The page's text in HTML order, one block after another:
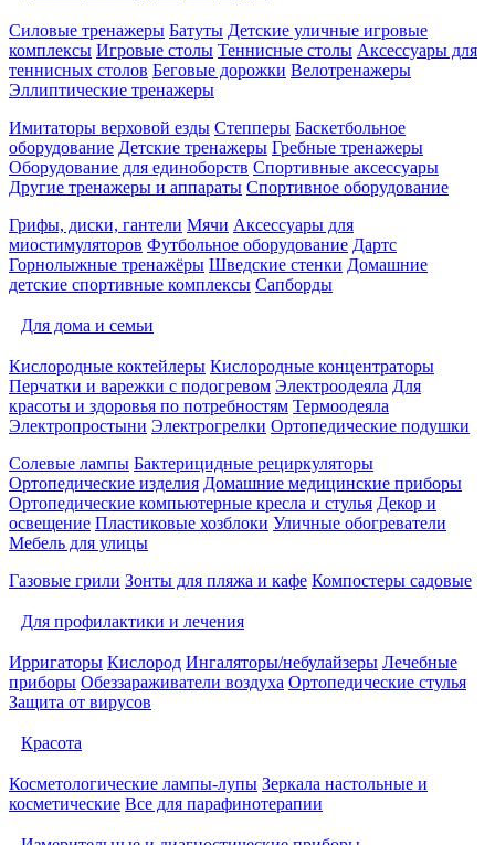
Силовые тренажеры Батуты Детские уличные игровые
комплексы Игровые столы Теннисные столы Аксессуары для
теннисных столов Беговые дорожки Велотренажеры
Эллиптические тренажеры
Имитаторы верховой езды Степперы Баскетбольное
оборудование Детские тренажеры Гребные тренажеры
Оборудование для единоборств Спортивные аксессуары
Другие тренажеры и аппараты Спортивное оборудование
Грифы, диски, гантели Мячи Аксессуары для
миостимуляторов Футбольное оборудование Дартс
Горнолыжные тренажёры Шведские стенки Домашние
детские спортивные комплексы Сапборды
Для дома и семьи
Кислородные коктейлеры Кислородные концентраторы
Перчатки и варежки с подогревом Электроодеяла Для
красоты и здоровья по потребностям Термоодеяла
Электропростыни Электрогрелки Ортопедические подушки
Солевые лампы Бактерицидные рециркуляторы
Ортопедические изделия Домашние медицинские приборы
Ортопедические компьютерные кресла и стулья Декор и
освещение Пластиковые хозблоки Уличные обогреватели
Мебель для улицы
Газовые грили Зонты для пляжа и кафе Компостеры садовые
Для профилактики и лечения
Ирригаторы Кислород Ингаляторы/небулайзеры Лечебные
приборы Обеззараживатели воздуха Ортопедические стулья
Защита от вирусов
Красота
Косметологические лампы-лупы Зеркала настольные и
косметические Все для парафинотерапии